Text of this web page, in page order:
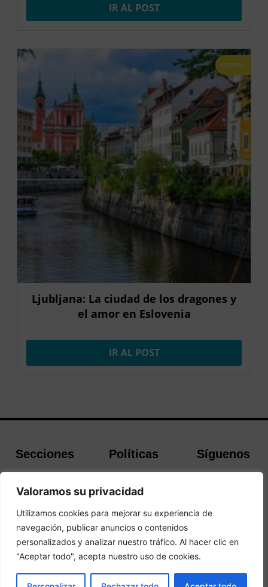
Valoramos su privacidad
Utilizamos cookies para mejorar su experiencia de
navegación, publicar anuncios o contenidos
personalizados y analizar nuestro tráfico. Al hacer clic en
"Aceptar todo", acepta nuestro uso de cookies.
IR AL POST
OFERTA
Ljubljana: La ciudad de los dragones y
el amor en Eslovenia
IR AL POST
Secciones
Buscador de
Guías de Viajes
Políticas
cookies
Política de
Privacidad
Síguenos
© 2026Todos los derechos reservados.